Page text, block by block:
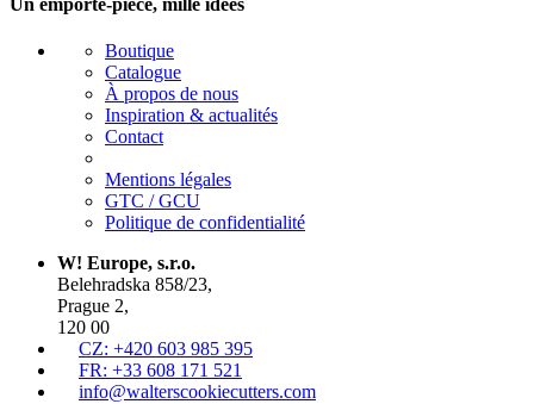
Un emporte-pièce, mille idées
Boutique
Catalogue
À propos de nous
Inspiration & actualités
Contact
Mentions légales
GTC / GCU
Politique de confidentialité
W! Europe, s.r.o.
Belehradska 858/23,
Prague 2,
120 00
CZ: +420 603 985 395
FR: +33 608 171 521
info@walterscookiecutters.com